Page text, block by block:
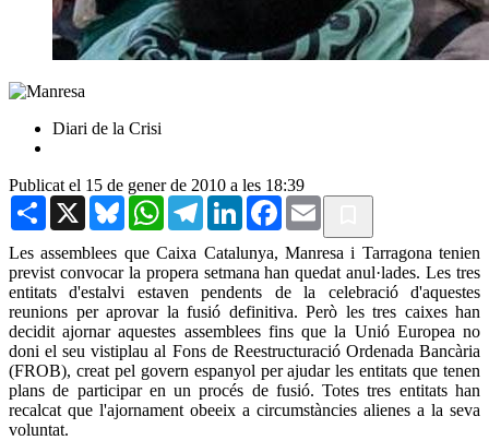
Diari de la Crisi
Publicat el 15 de gener de 2010 a les 18:39
Share X BlueskyWhatsAppTelegramLinkedInFacebook
Email
Les assemblees que Caixa Catalunya, Manresa i Tarragona tenien
previst convocar la propera setmana han quedat anul·lades. Les tres
entitats d'estalvi estaven pendents de la celebració d'aquestes
reunions per aprovar la fusió definitiva. Però les tres caixes han
decidit ajornar aquestes assemblees fins que la Unió Europea no
doni el seu vistiplau al Fons de Reestructuració Ordenada Bancària
(FROB), creat pel govern espanyol per ajudar les entitats que tenen
plans de participar en un procés de fusió. Totes tres entitats han
recalcat que l'ajornament obeeix a circumstàncies alienes a la seva
voluntat.